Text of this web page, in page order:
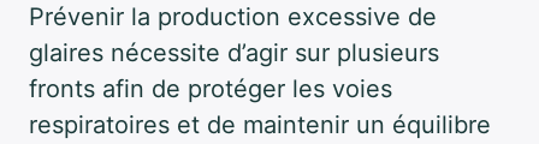
Prévenir la production excessive de
glaires nécessite d’agir sur plusieurs
fronts afin de protéger les voies
respiratoires et de maintenir un équilibre